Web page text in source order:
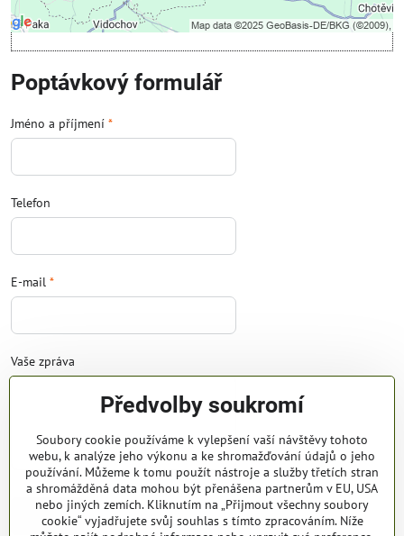
Poptávkový formulář
Jméno a příjmení *
Telefon
E-mail *
Vaše zpráva
Odeslat
Předvolby soukromí
Soubory cookie používáme k vylepšení vaší návštěvy tohoto
webu, k analýze jeho výkonu a ke shromažďování údajů o jeho
používání. Můžeme k tomu použít nástroje a služby třetích stran
a shromážděná data mohou být přenášena partnerům v EU, USA
nebo jiných zemích. Kliknutím na „Přijmout všechny soubory
cookie“ vyjadřujete svůj souhlas s tímto zpracováním. Níže